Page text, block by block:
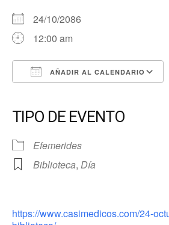
24/10/2086
12:00 am
AÑADIR AL CALENDARIO
TIPO DE EVENTO
Efemerides
Biblioteca, Día
https://www.casimedicos.com/24-